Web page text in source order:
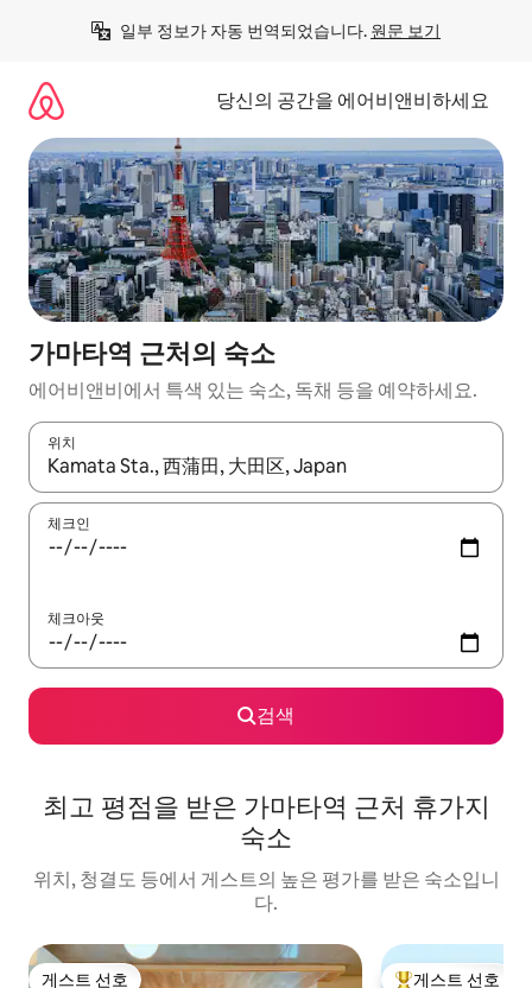
일부 정보가 자동 번역되었습니다. 원문 보기
당신의 공간을 에어비앤비하세요
가마타역 근처의 숙소
에어비앤비에서 특색 있는 숙소, 독채 등을 예약하세요.
위치
결과가 나오면 위·아래 화살표 키를 사용하거나 터치 또는 스와이
체크인
체크아웃
검색
최고 평점을 받은 가마타역 근처 휴가지
숙소
위치, 청결도 등에서 게스트의 높은 평가를 받은 숙소입니
다.
게스트 선호 게스트 선호